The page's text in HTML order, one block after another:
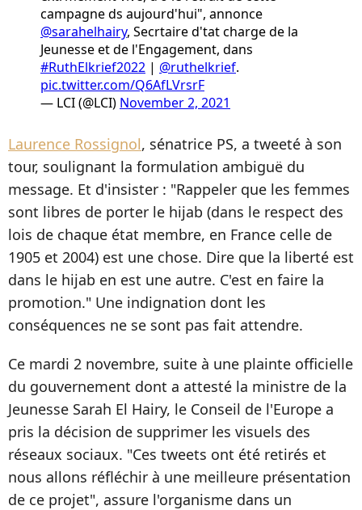
campagne ds aujourd'hui", annonce
@sarahelhairy, Secrtaire d'tat charge de la
Jeunesse et de l'Engagement, dans
#RuthElkrief2022 | @ruthelkrief.
pic.twitter.com/Q6AfLVrsrF
— LCI (@LCI) November 2, 2021
Laurence Rossignol, sénatrice PS, a tweeté à son
tour, soulignant la formulation ambiguë du
message. Et d'insister : "Rappeler que les femmes
sont libres de porter le hijab (dans le respect des
lois de chaque état membre, en France celle de
1905 et 2004) est une chose. Dire que la liberté est
dans le hijab en est une autre. C'est en faire la
promotion." Une indignation dont les
conséquences ne se sont pas fait attendre.
Ce mardi 2 novembre, suite à une plainte officielle
du gouvernement dont a attesté la ministre de la
Jeunesse Sarah El Hairy, le Conseil de l'Europe a
pris la décision de supprimer les visuels des
réseaux sociaux. "Ces tweets ont été retirés et
nous allons réfléchir à une meilleure présentation
de ce projet", assure l'organisme dans un